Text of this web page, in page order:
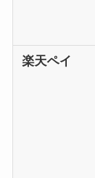
楽天ペイ